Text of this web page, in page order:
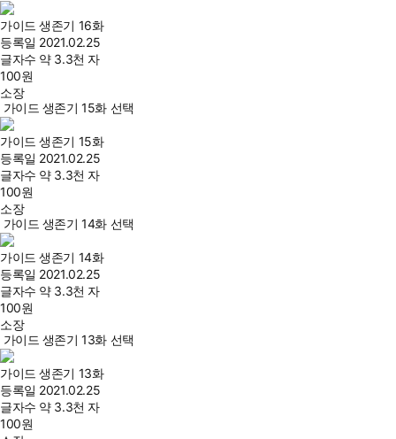
가이드 생존기 16화
등록일 2021.02.25
글자수 약 3.3천 자
100원
소장
가이드 생존기 15화 선택
가이드 생존기 15화
등록일 2021.02.25
글자수 약 3.3천 자
100원
소장
가이드 생존기 14화 선택
가이드 생존기 14화
등록일 2021.02.25
글자수 약 3.3천 자
100원
소장
가이드 생존기 13화 선택
가이드 생존기 13화
등록일 2021.02.25
글자수 약 3.3천 자
100원